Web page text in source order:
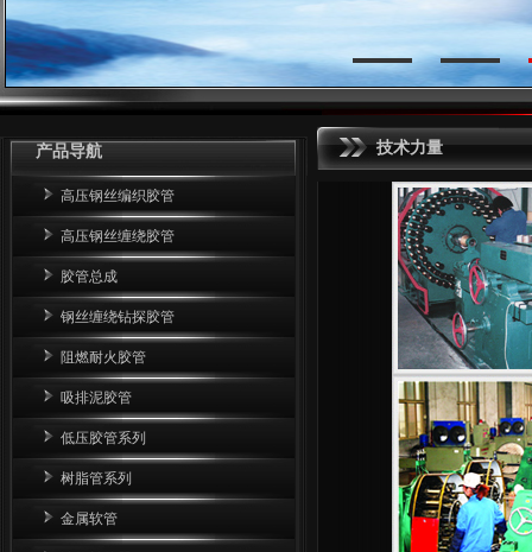
产品导航
高压钢丝编织胶管
高压钢丝缠绕胶管
胶管总成
钢丝缠绕钻探胶管
阻燃耐火胶管
吸排泥胶管
低压胶管系列
树脂管系列
金属软管
技术力量